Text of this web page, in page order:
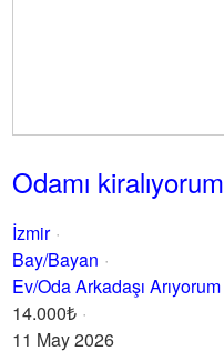
Odamı kiralıyorum
İzmir
Bay/Bayan
Ev/Oda Arkadaşı Arıyorum
14.000₺
11 May 2026